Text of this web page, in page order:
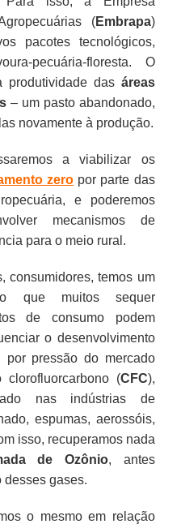
(Embrapa)
pacotes tecnológicos,
pecuária-floresta. O
produtividade das áreas
– um pasto abandonado,
novamente à produção.
a viabilizar os
zero por parte das
e poderemos
mecanismos de
para o meio rural.
consumidores, temos um
que muitos sequer
de consumo podem
o desenvolvimento
pressão do mercado
(CFC),
nas indústrias de
espumas, aerossóis,
isso, recuperamos nada
de Ozônio, antes
desses gases.
o mesmo em relação